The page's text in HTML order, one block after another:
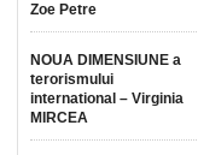
Zoe Petre
NOUA DIMENSIUNE a
terorismului
international – Virginia
MIRCEA